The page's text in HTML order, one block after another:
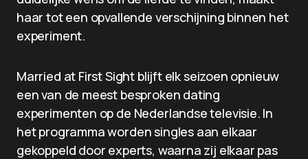
haar tot een opvallende verschijning binnen het
experiment.
Married at First Sight blijft elk seizoen opnieuw
een van de meest besproken dating
experimenten op de Nederlandse televisie. In
het programma worden singles aan elkaar
gekoppeld door experts, waarna zij elkaar pas